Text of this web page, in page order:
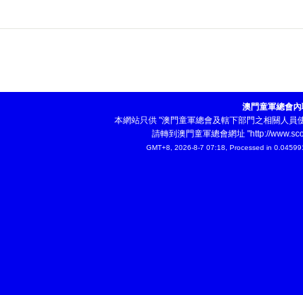
澳門童軍總會
本網站只供 "澳門童軍總會及轄下部門之相關人
請轉到澳門童軍總會網址 "http://
GMT+8, 2026-8-7 07:18, Processed in